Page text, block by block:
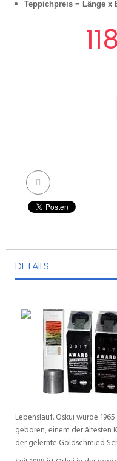
Teppichpreis = Länge x
DETAILS
Lebenslauf. Oskui wurde
geboren, einem der ältesten
der gelernte Goldschmied